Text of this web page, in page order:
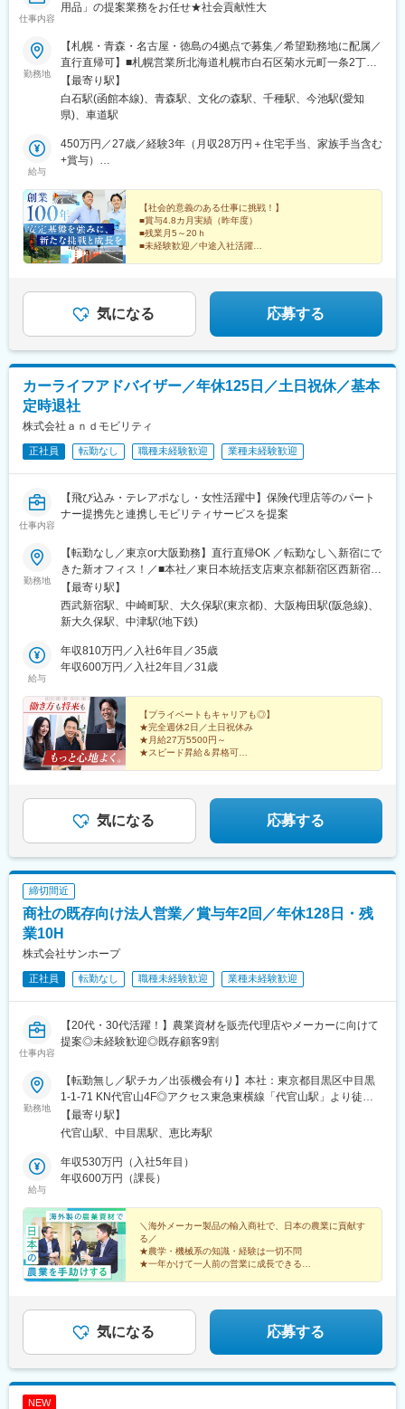
仕事内容
用品」の提案業務をお任せ★社会貢献性大
勤務地
【札幌・青森・名古屋・徳島の4拠点で募集／希望勤務地に配属／
直行直帰可】■札幌営業所北海道札幌市白石区菊水元町一条2丁目
3番8号＜アクセス＞「札幌駅」より車で10分■青森営業所青森県
青森市篠田2丁目6番5号＜アクセス＞「青森駅」より徒歩12分■名
古屋支店愛知県名古屋市千種区内山3丁目29番10号 千種AMビル5
10号室＜アクセス＞「徳島駅」より車で15分※受動喫煙対策：あ
り
【最寄り駅】
白石駅(函館本線)、青森駅、文化の森駅、千種駅、今池駅(愛知
県)、車道駅
給与
450万円／27歳／経験3年（月収28万円＋住宅手当、家族手当含む
+賞与）
+賞与）
【社会的意義のある仕事に挑戦！】
■賞与4.8カ月実績（昨年度）
■残業月5～20ｈ
■未経験歓迎／中途入社活躍
気になる 応募する
カーライフアドバイザー／年休125日／土日祝休／基本
定時退社
株式会社ａｎｄモビリティ
正社員 転勤なし 職種未経験歓迎 業種未経験歓迎
仕事内容
【飛び込み・テレアポなし・女性活躍中】保険代理店等のパート
ナー提携先と連携しモビリティサービスを提案
勤務地
【転勤なし／東京or大阪勤務】直行直帰OK ／転勤なし＼新宿にで
きた新オフィス！／■本社／東日本統括支店東京都新宿区西新宿7
丁目5-25 西新宿プライムスクエア13階＜アクセス＞・JR「新
宿」駅 西口より徒歩7分・JR総武線「大久保」駅 南口より徒歩5
分・西武新宿線「西武新宿」駅 北口より徒歩3分・都営地下鉄大
駅より徒歩7分■西日本統括支店大阪府大阪市北区鶴野町4-11 朝
日プラザ梅田2階＜アクセス＞▼大阪メトロ・大阪「梅田」から徒
町線「東梅田」 駅 徒歩6分・谷町線「中崎町」 駅 徒歩6分・阪急
「大阪梅田」 駅 徒歩6分・阪神「大阪梅田」 駅 徒歩6分※7月下旬
に西日本統括支店が業務拡大のため新オフィスへ！移転先：大阪
府大阪市北区中崎西4-3-32 ARCA梅田ビル2階※受動喫煙防止対
策：あり
【最寄り駅】
西武新宿駅、中崎町駅、大久保駅(東京都)、大阪梅田駅(阪急線)、
新大久保駅、中津駅(地下鉄)
給与
年収810万円／入社6年目／35歳
年収600万円／入社2年目／31歳
【プライベートもキャリアも◎】
★完全週休2日／土日祝休み
★月給27万5500円～
★スピード昇給＆昇格可
★大手出資の安定基盤あり
★増収増益を続ける成長企業
気になる 応募する
締切間近
商社の既存向け法人営業／賞与年2回／年休128日・残
業10H
株式会社サンホープ
正社員 転勤なし 職種未経験歓迎 業種未経験歓迎
仕事内容
【20代・30代活躍！】農業資材を販売代理店やメーカーに向けて
提案◎未経験歓迎◎既存顧客9割
勤務地
【転勤無し／駅チカ／出張機会有り】本社：東京都目黒区中目黒
1-1-71 KN代官山4F◎アクセス東急東横線「代官山駅」より徒歩3
分東京メトロ日比谷線・東急東横線「中目黒駅」より徒歩4分
JR・東京メトロ日比谷線「恵比寿駅」より徒歩10分※転勤なし※受
東甲信越・中部と広範囲にわたるため、月に数回、出張が発生す
ることがあります。その場合、距離によって日帰りから1～2泊程
【最寄り駅】
代官山駅、中目黒駅、恵比寿駅
給与
年収530万円（入社5年目）
年収600万円（課長）
＼海外メーカー製品の輸入商社で、日本の農業に貢献す
る／
★農学・機械系の知識・経験は一切不問
★一年かけて一人前の営業に成長できる
気になる 応募する
NEW